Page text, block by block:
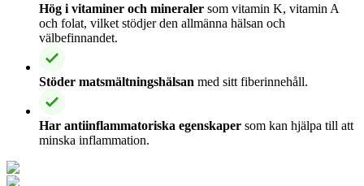
Hög i vitaminer och mineraler som vitamin K, vitamin A
och folat, vilket stödjer den allmänna hälsan och
välbefinnandet.
Stöder matsmältningshälsan med sitt fiberinnehåll.
Har antiinflammatoriska egenskaper som kan hjälpa till att
minska inflammation.